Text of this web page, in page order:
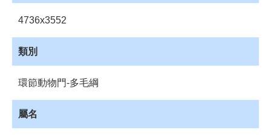
理
管
理
資
源
收
藏
4736x3552
類別
環節動物門-多毛綱
屬名